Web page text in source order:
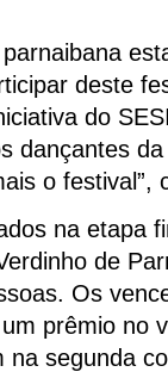
deste
do
dançantes
o festival”,
na etapa
de
Os
prêmio no
segunda